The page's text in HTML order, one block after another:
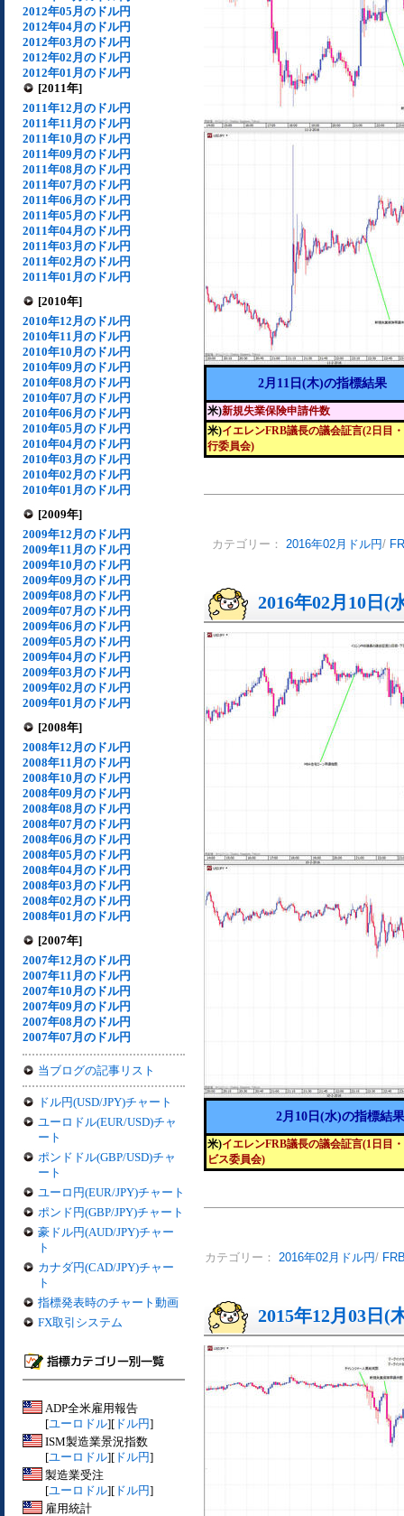
2012年05月のドル円
2012年04月のドル円
2012年03月のドル円
2012年02月のドル円
2012年01月のドル円
[2011年]
2011年12月のドル円
2011年11月のドル円
2011年10月のドル円
2011年09月のドル円
2011年08月のドル円
2011年07月のドル円
2011年06月のドル円
2011年05月のドル円
2011年04月のドル円
2011年03月のドル円
2011年02月のドル円
2011年01月のドル円
[2010年]
2010年12月のドル円
2010年11月のドル円
2010年10月のドル円
2010年09月のドル円
2010年08月のドル円
2010年07月のドル円
2010年06月のドル円
2010年05月のドル円
2010年04月のドル円
2010年03月のドル円
2010年02月のドル円
2010年01月のドル円
[2009年]
2009年12月のドル円
2009年11月のドル円
2009年10月のドル円
2009年09月のドル円
2009年08月のドル円
2009年07月のドル円
2009年06月のドル円
2009年05月のドル円
2009年04月のドル円
2009年03月のドル円
2009年02月のドル円
2009年01月のドル円
[2008年]
2008年12月のドル円
2008年11月のドル円
2008年10月のドル円
2008年09月のドル円
2008年08月のドル円
2008年07月のドル円
2008年06月のドル円
2008年05月のドル円
2008年04月のドル円
2008年03月のドル円
2008年02月のドル円
2008年01月のドル円
[2007年]
2007年12月のドル円
2007年11月のドル円
2007年10月のドル円
2007年09月のドル円
2007年08月のドル円
2007年07月のドル円
当ブログの記事リスト
ドル円(USD/JPY)チャート
ユーロドル(EUR/USD)チャ
ート
ポンドドル(GBP/USD)チャ
ート
ユーロ円(EUR/JPY)チャート
ポンド円(GBP/JPY)チャート
豪ドル円(AUD/JPY)チャー
ト
カナダ円(CAD/JPY)チャー
ト
指標発表時のチャート動画
FX取引システム
ADP全米雇用報告
[ユーロドル][ ドル円]
ISM製造業景況指数
[ユーロドル][ ドル円]
製造業受注
[ユーロドル][ ドル円]
雇用統計
2月11日(木)の指標結果
米)新規失業保険申請件数
米)イエレンFRB議長の議会証言(2日目
行委員会)
カテゴリー： 2016年02月ドル円/
2016年02月10日(
2月10日(水)の指標結果
米)イエレンFRB議長の議会証言(1日目
ビス委員会)
カテゴリー： 2016年02月ドル円/
2015年12月03日(